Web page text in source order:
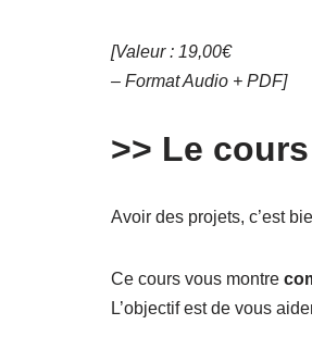
[Valeur : 19,00€
– Format Audio + PDF]
>> Le
Avoir des projets, c’est
Ce cours vous montre
L’objectif est de vous